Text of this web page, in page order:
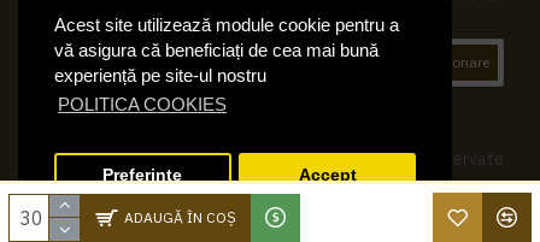
Acest site utilizează module cookie pentru a
vă asigura că beneficiați de cea mai bună
experiență pe site-ul nostru
POLITICA COOKIES
Preferinte Accept
ADAUGĂ ÎN COŞ
Abonare
© 2019 Ktering.ro , Toate drepturile rezervate